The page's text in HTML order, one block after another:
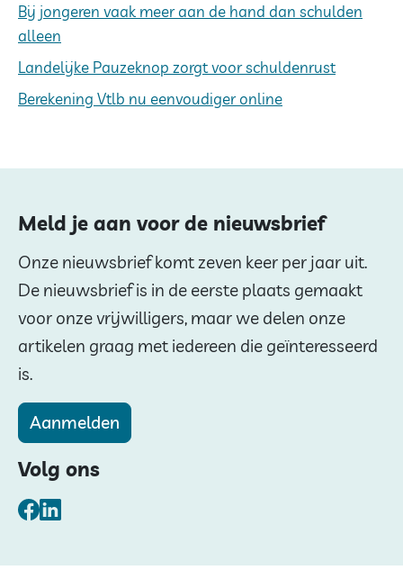
Bij jongeren vaak meer aan de hand dan schulden
alleen
Landelijke Pauzeknop zorgt voor schuldenrust
Berekening Vtlb nu eenvoudiger online
Meld je aan voor de nieuwsbrief
Onze nieuwsbrief komt zeven keer per jaar uit.
De nieuwsbrief is in de eerste plaats gemaakt
voor onze vrijwilligers, maar we delen onze
artikelen graag met iedereen die geïnteresseerd
is.
Aanmelden
Volg ons
Facebook
LinkedIn